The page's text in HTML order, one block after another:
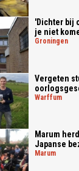
'Dichter bij
je niet
groningen
Vergeten
warffum
Marum
Japanse
marum